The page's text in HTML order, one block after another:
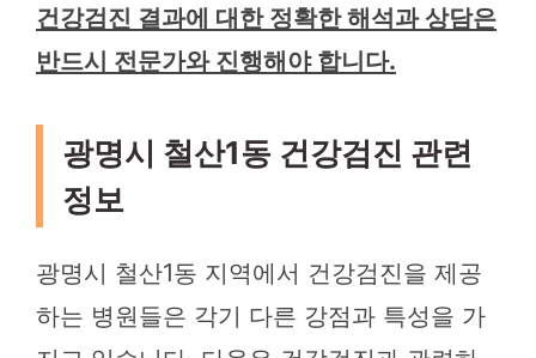
건강검진 결과에 대한 정확한 해석과 상담은
반드시 전문가와 진행해야 합니다.
광명시 철산1동 건강검진 관련
정보
광명시 철산1동 지역에서 건강검진을 제공
하는 병원들은 각기 다른 강점과 특성을 가